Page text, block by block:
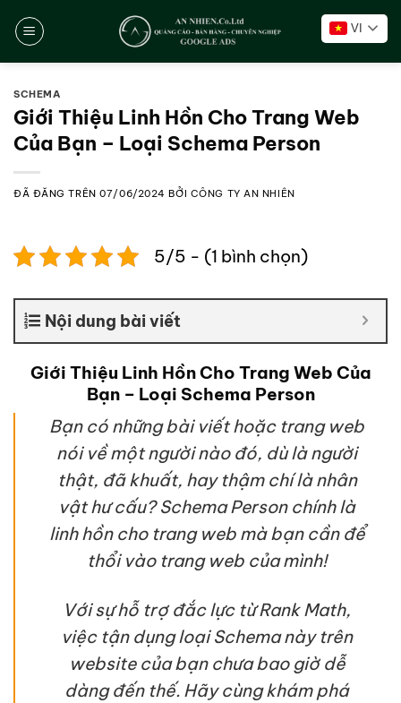
đến
VI
SCHEMA
Giới Thiệu Linh Hồn Cho Trang Web
Của Bạn – Loại Schema Person
ĐÃ ĐĂNG TRÊN07/06/2024 BỞI CÔNG TY AN NHIÊN
5/5 - (1 bình chọn)
Nội dung bài viết
Giới Thiệu Linh Hồn Cho Trang Web Của
Bạn – Loại Schema Person
Bạn có những bài viết hoặc trang web
nói về một người nào đó, dù là người
thật, đã khuất, hay thậm chí là nhân
vật hư cấu? Schema Person chính là
linh hồn cho trang web mà bạn cần để
thổi vào trang web của mình!
Với sự hỗ trợ đắc lực từ Rank Math,
việc tận dụng loại Schema này trên
website của bạn chưa bao giờ dễ
dàng đến thế. Hãy cùng khám phá